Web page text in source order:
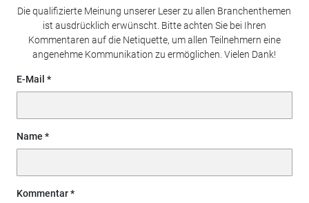
Die qualifizierte Meinung unserer Leser zu allen Branchenthemen
ist ausdrücklich erwünscht. Bitte achten Sie bei Ihren
Kommentaren auf die Netiquette, um allen Teilnehmern eine
angenehme Kommunikation zu ermöglichen. Vielen Dank!
E-Mail
Name
Kommentar